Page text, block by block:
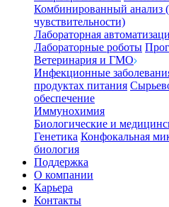
Комбинированный анализ
чувствительности)
Лабораторная
Лабораторные роботы
Ветеринария и ГМО
Инфекционные
продуктах питания
обеспечение
Иммунохимия
Биологические и
Генетика Конфокальная
биология
Поддержка
О компании
Карьера
Контакты